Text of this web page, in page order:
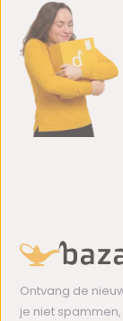
Ontvang de
je niet